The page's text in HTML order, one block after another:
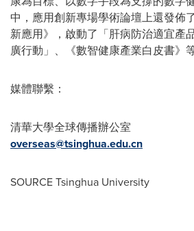
中，應用創新專場學術論壇上還發佈
新應用》，啟動了「肝病防治適宜產
廣行動」、《數智健康產業白皮書》等
媒體聯繫：
清華大學全球傳播辦公室
overseas@tsinghua.edu.cn
SOURCE Tsinghua University